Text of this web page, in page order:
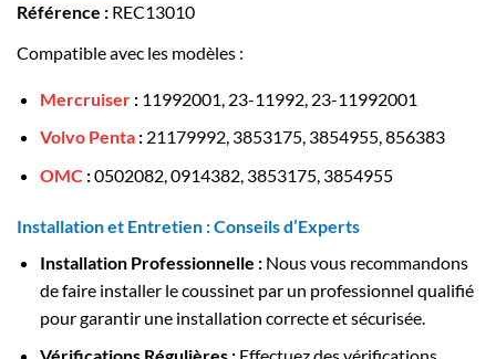
Référence : REC13010
Compatible avec les modèles :
Mercruiser:11992001, 23-11992, 23-11992001
Volvo Penta:21179992, 3853175, 3854955, 856383
OMC :0502082, 0914382, 3853175, 3854955
Installation et Entretien : Conseils d’Experts
Installation Professionnelle :Nous vous recommandons
de faire installer le coussinet par un professionnel qualifié
pour garantir une installation correcte et sécurisée.